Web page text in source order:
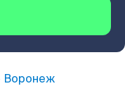
Воронеж